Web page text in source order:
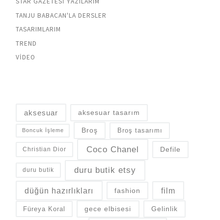
TANJU BABACAN'LA DERSLER
TASARIMLARIM
TREND
VIDEO
aksesuar aksesuar tasarım
Boncuk İşleme Broş Broş tasarımı
Christian Dior Coco Chanel Defile
duru butik duru butik etsy
düğün hazırlıkları fashion film
Füreya Koral gece elbisesi Gelinlik